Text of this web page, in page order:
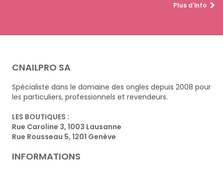
Plus d'info
CNAILPRO SA
Spécialiste dans le domaine des ongles depuis 2008 pour
les particuliers, professionnels et revendeurs.
LES BOUTIQUES :
Rue Caroline 3, 1003 Lausanne
Rue Rousseau 5, 1201 Genève
INFORMATIONS